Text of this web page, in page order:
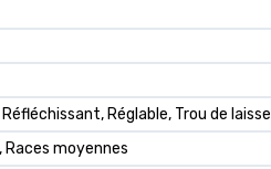
Réglable, Trou de laisse
moyennes